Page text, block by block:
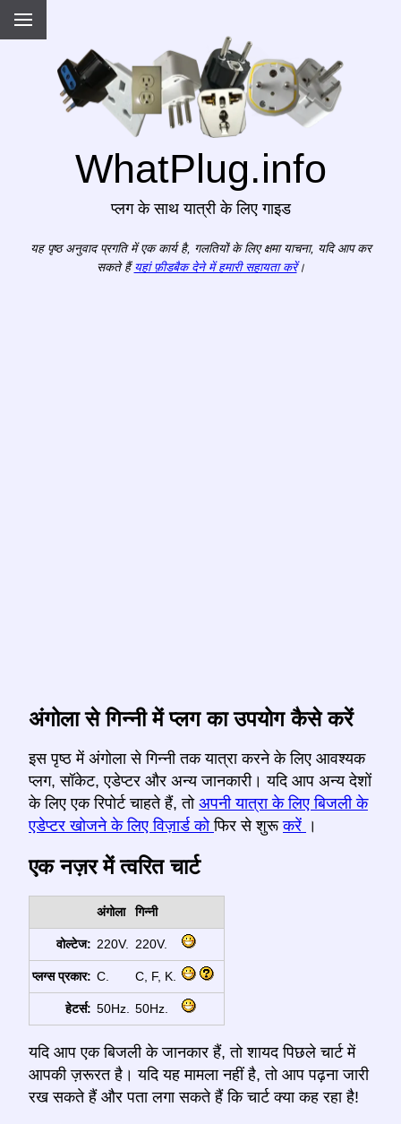
WhatPlug.info
प्लग के साथ यात्री के लिए गाइड
यह पृष्ठ अनुवाद प्रगति में एक कार्य है, गलतियों के लिए क्षमा याचना, यदि आप कर
सकते हैं यहां फ़ीडबैक देने में हमारी सहायता करें।
अंगोला से गिन्नी में प्लग का उपयोग कैसे करें
इस पृष्ठ में अंगोला से गिन्नी तक यात्रा करने के लिए आवश्यक
प्लग, सॉकेट, एडेप्टर और अन्य जानकारी। यदि आप अन्य देशों
के लिए एक रिपोर्ट चाहते हैं, तो अपनी यात्रा के लिए बिजली के
एडेप्टर खोजने के लिए विज़ार्ड कोफिर से शुरूकरें ।
एक नज़र में त्वरित चार्ट
अंगोला गिन्नी
वोल्टेज: 220V. 220V.
प्लग्स प्रकार: C. C, F, K.
हेटर्स: 50Hz. 50Hz.
यदि आप एक बिजली के जानकार हैं, तो शायद पिछले चार्ट में
आपकी ज़रूरत है। यदि यह मामला नहीं है, तो आप पढ़ना जारी
रख सकते हैं और पता लगा सकते हैं कि चार्ट क्या कह रहा है!